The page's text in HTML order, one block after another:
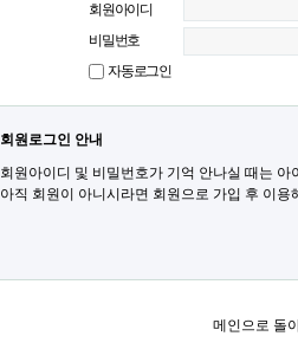
회원아이디
비밀번호
자동로그인
회원로그인 안내
회원아이디 및 비밀번호가 기억 안나실 때는
아직 회원이 아니시라면 회원으로 가입 후 이용
메인으로 돌